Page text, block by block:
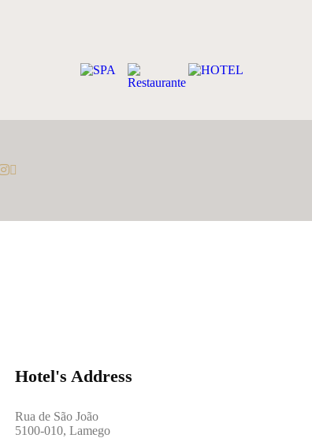
Hotel's Address
Rua de São João
5100-010, Lamego